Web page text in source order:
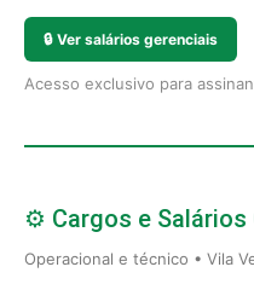
🔒 Ver salários gerenciais
Acesso exclusivo para
⚙️ Cargos e Salários
Operacional e técnico • Vila